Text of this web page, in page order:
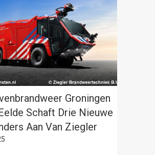
Groningen
Schaft Drie Nieuwe
Aan Van Ziegler